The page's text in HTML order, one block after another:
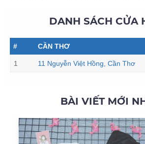
DANH SÁCH CỬA
# CẦN THƠ
1 11 Nguyễn Việt Hồng, Cần Thơ
BÀI VIẾT MỚI